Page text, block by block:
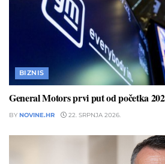
BIZNIS
General Motors prvi put od početka
BY NOVINE.HR 22. SRPNJA 2026.